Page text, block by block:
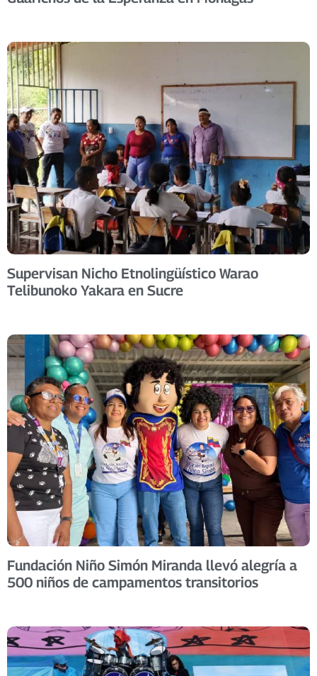
Supervisan Nicho Etnolingüístico Warao
Telibunoko Yakara en Sucre
Fundación Niño Simón Miranda llevó alegría a
500 niños de campamentos transitorios